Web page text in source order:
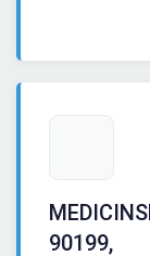
90199,